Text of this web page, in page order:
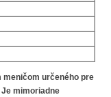
meničom určeného pre
mimoriadne